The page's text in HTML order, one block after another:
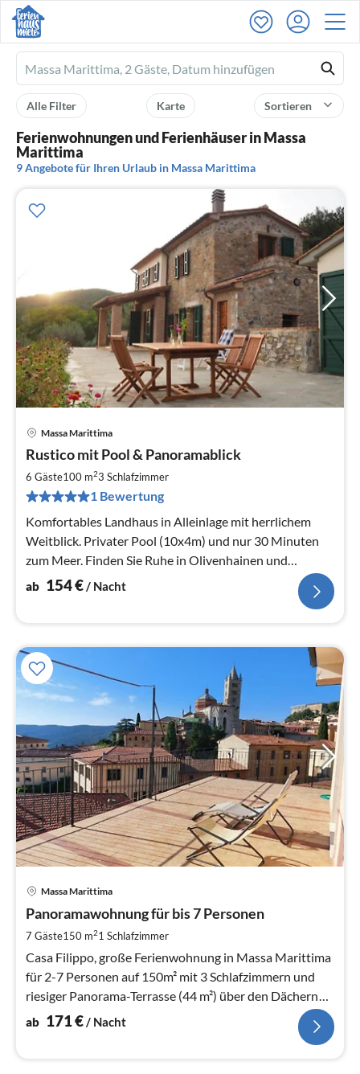
Ferienhausmiete
logo
Sortieren
Karte
Alle Filter
Ferienwohnungen und Ferienhäuser in Massa
Marittima
9 Angebote für Ihren Urlaub in Massa Marittima
Massa Marittima
Rustico mit Pool & Panoramablick
6 Gäste100 m23 Schlafzimmer
1 Bewertung
Komfortables Landhaus in Alleinlage mit herrlichem
Weitblick. Privater Pool (10x4m) und nur 30 Minuten
zum Meer. Finden Sie Ruhe in Olivenhainen und
unberührter Natur.
ab 154€/ Nacht
Massa Marittima
Panoramawohnung für bis 7 Personen
7 Gäste150 m21 Schlafzimmer
Casa Filippo, große Ferienwohnung in Massa Marittima
für 2-7 Personen auf 150m² mit 3 Schlafzimmern und
riesiger Panorama-Terrasse (44 m²) über den Dächern
von Massa Marittima.
ab 171€/ Nacht